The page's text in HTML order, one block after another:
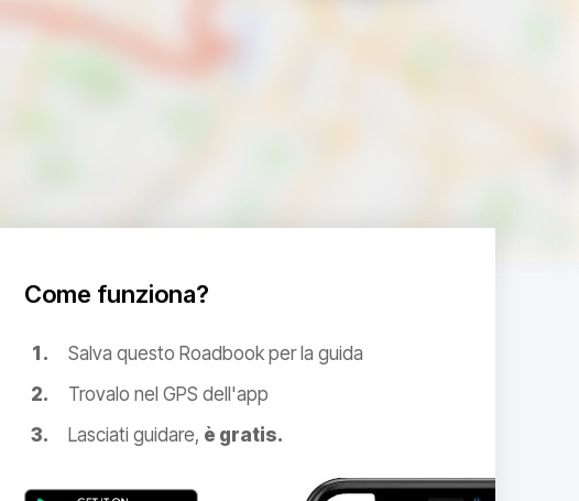
Come funziona?
Salva questo Roadbook per la guida
Trovalo nel GPS dell'app
Lasciati guidare, è gratis.